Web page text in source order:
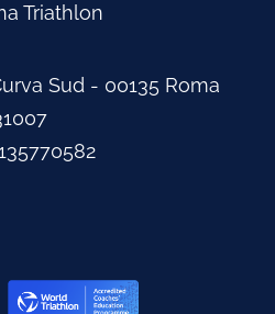
Triathlon
Sud - 00135 Roma